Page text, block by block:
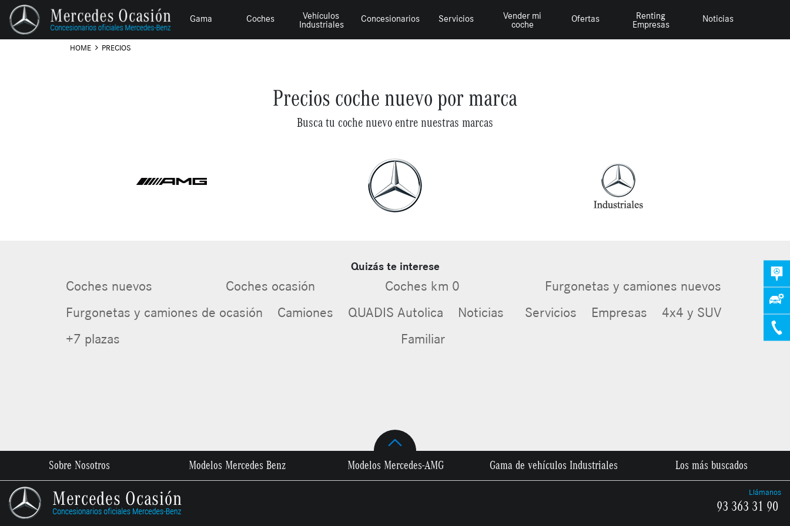
Gama Coches Vehículos
Industriales
Concesionarios Servicios Vender mi
coche
Ofertas Renting
Empresas
Noticias
HOME PRECIOS
Precios coche nuevo por marca
Busca tu coche nuevo entre nuestras marcas
Quizás te interese
Coches nuevos Coches ocasión Coches km 0
Furgonetas y camiones nuevos
Furgonetas y camiones de ocasión
Camiones QUADIS Autolica Noticias Servicios Empresas
4x4 y SUV
+7 plazas
Familiar
Sobre Nosotros Modelos Mercedes Benz Modelos Mercedes-AMG Gama de vehículos Industriales Los más buscados
Llámanos
93 363 31 90